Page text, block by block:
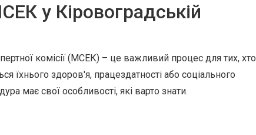
у Кіровоградській
комісії (МСЕК) – це важливий процес для тих, хто
їхнього здоров'я, працездатності або соціального
має свої особливості, які варто знати.